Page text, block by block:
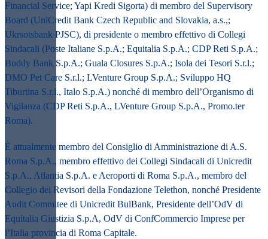
Financial Service; Yapi Kredi Sigorta) di membro del Supervisory
Board (UniCredit Bank Czech Republic and Slovakia, a.s.,;
Ukrsotsbank PJSC), di presidente o membro effettivo di Collegi
Sindacali (Poste Italiane S.p.A.; Equitalia S.p.A.; CDP Reti S.p.A.;
Buddy Bank S.p.A.; Guala Closures S.p.A.; Isola dei Tesori S.r.l.;
DMO Pet Care S.r.l.; LVenture Group S.p.A.; Sviluppo HQ
Tiburtina S.r.l., Italo S.p.A.) nonché di membro dell’Organismo di
Vigilanza (CDP Reti S.p.A., LVenture Group S.p.A., Promo.ter
Roma).
È attualmente membro del Consiglio di Amministrazione di A.S.
Roma S.p.A., membro effettivo dei Collegi Sindacali di Unicredit
S.p.A., Atlantia S.p.A. e Aeroporti di Roma S.p.A., membro del
Collegio dei Revisori della Fondazione Telethon, nonché Presidente
Audit Commitee di Unicredit BulBank, Presidente dell’OdV di
Equitalia Giustizia S.p.A, OdV di ConfCommercio Imprese per
l’Italia provincia di Roma Capitale.